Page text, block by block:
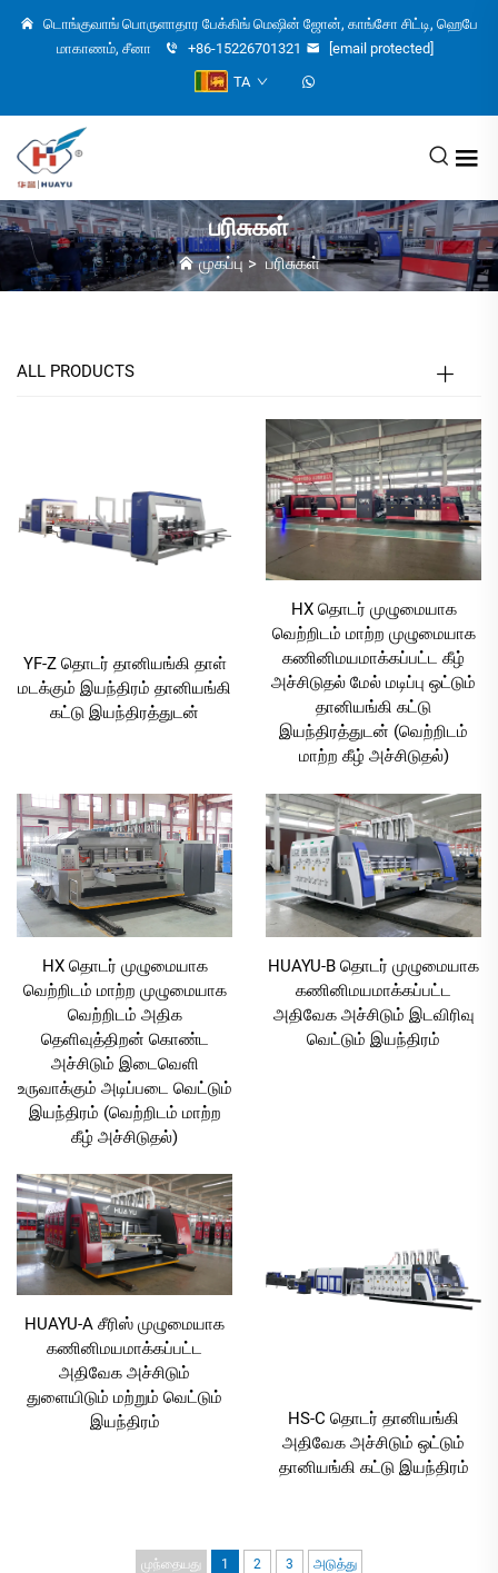
டொங்குவாங் பொருளாதார பேக்கிங் மெஷின் ஜோன், காங்சோ சிட்டி, ஹெபே
மாகாணம், சீனா
+86-15226701321
[email protected]
TA
பரிசுகள்
முகப்பு >பரிசுகள்
ALL PRODUCTS
YF-Z தொடர் தானியங்கி தாள்
மடக்கும் இயந்திரம் தானியங்கி
கட்டு இயந்திரத்துடன்
HX தொடர் முழுமையாக
வெற்றிடம் மாற்ற முழுமையாக
கணினிமயமாக்கப்பட்ட கீழ்
அச்சிடுதல் மேல் மடிப்பு ஒட்டும்
தானியங்கி கட்டு
இயந்திரத்துடன் (வெற்றிடம்
மாற்ற கீழ் அச்சிடுதல்)
HX தொடர் முழுமையாக
வெற்றிடம் மாற்ற முழுமையாக
வெற்றிடம் அதிக
தெளிவுத்திறன் கொண்ட
அச்சிடும் இடைவெளி
உருவாக்கும் அடிப்படை வெட்டும்
இயந்திரம் (வெற்றிடம் மாற்ற
கீழ் அச்சிடுதல்)
HUAYU-B தொடர் முழுமையாக
கணினிமயமாக்கப்பட்ட
அதிவேக அச்சிடும் இடவிரிவு
வெட்டும் இயந்திரம்
HUAYU-A சீரிஸ் முழுமையாக
கணினிமயமாக்கப்பட்ட
அதிவேக அச்சிடும்
துளையிடும் மற்றும் வெட்டும்
இயந்திரம்
HS-C தொடர் தானியங்கி
அதிவேக அச்சிடும் ஒட்டும்
தானியங்கி கட்டு இயந்திரம்
முந்தையது 1 2 3 அடுத்து